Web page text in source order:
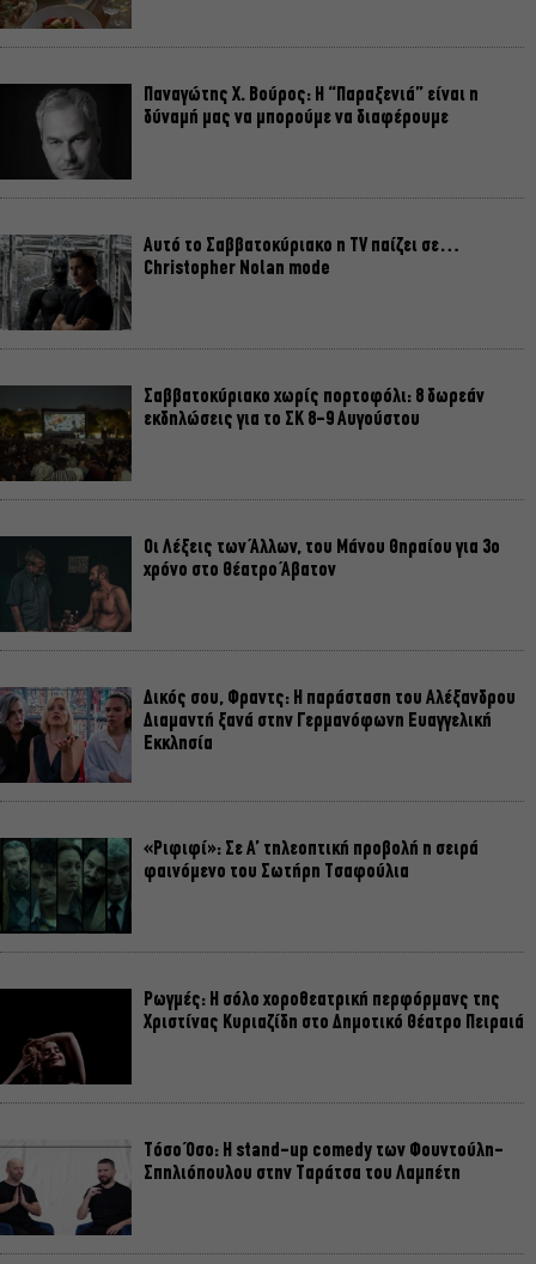
Παναγώτης Χ. Βούρος: Η “Παραξενιά” είναι η
δύναμή μας να μπορούμε να διαφέρουμε
Αυτό το Σαββατοκύριακο η TV παίζει σε…
Christopher Nolan mode
Σαββατοκύριακο χωρίς πορτοφόλι: 8 δωρεάν
εκδηλώσεις για το ΣΚ 8-9 Αυγούστου
Οι Λέξεις των Άλλων, του Μάνου Θηραίου για 3ο
χρόνο στο Θέατρο Άβατον
Δικός σου, Φραντς: Η παράσταση του Αλέξανδρου
Διαμαντή ξανά στην Γερμανόφωνη Ευαγγελική
Εκκλησία
«Ριφιφί»: Σε Α’ τηλεοπτική προβολή η σειρά
φαινόμενο του Σωτήρη Τσαφούλια
Ρωγμές: Η σόλο χοροθεατρική περφόρμανς της
Χριστίνας Κυριαζίδη στο Δημοτικό Θέατρο Πειραιά
Τόσο Όσο: Η stand-up comedy των Φουντούλη-
Σπηλιόπουλου στην Ταράτσα του Λαμπέτη